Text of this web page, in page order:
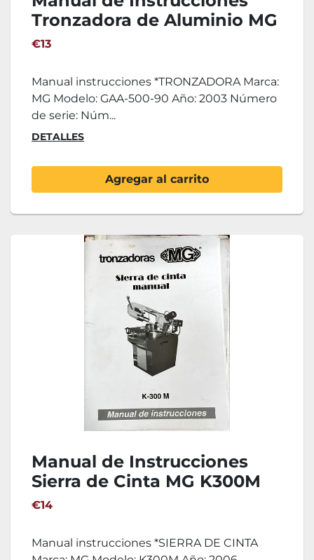
Tronzadora de Aluminio MG
GAA-500 90
€13
Manual instrucciones *TRONZADORA Marca:
MG Modelo: GAA-500-90 Año: 2003 Número
de serie: Núm...
DETALLES
Agregar al carrito
Manual de Instrucciones
Sierra de Cinta MG K300M
€14
Manual instrucciones *SIERRA DE CINTA